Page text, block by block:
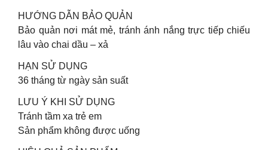
HƯỚNG DẪN BẢO QUẢN
Bảo quản nơi mát mẻ, tránh ánh nắng trực tiếp chiếu
lâu vào chai dầu – xả
HẠN SỬ DỤNG
36 tháng từ ngày sản suất
LƯU Ý KHI SỬ DỤNG
Tránh tầm xa trẻ em
Sản phẩm không được uống